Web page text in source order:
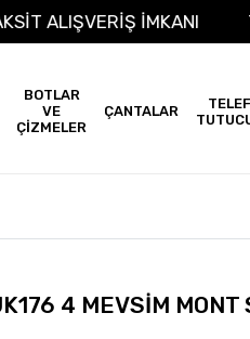
2 TAKSİT ALIŞVERİŞ İMKANI
BOTLAR
VE
ÇİZMELER
ÇANTALAR
4 MEVSİM